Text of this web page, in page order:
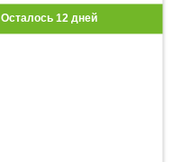
Осталось 12дней